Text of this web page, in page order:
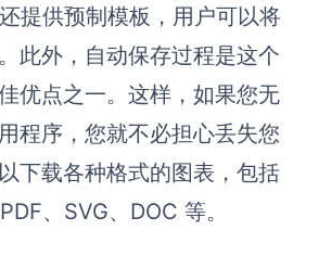
请试用
团队协作和管理需求
能指南和技术支持
社区
提供预制模板，用户可以将
此外，自动保存过程是这个
优点之一。这样，如果您无
程序，您就不必担心丢失您
下载各种格式的图表，包括
、SVG、DOC 等。